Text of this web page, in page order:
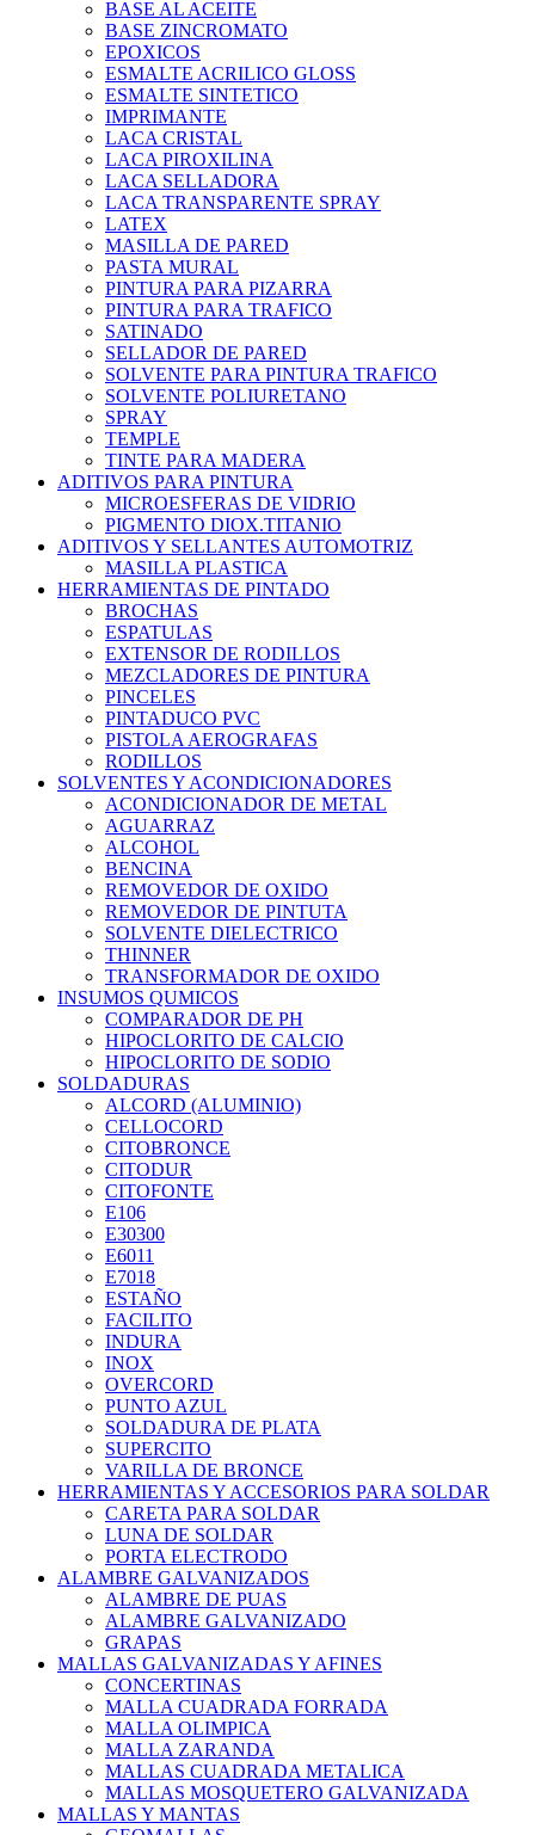
BASE AL ACEITE
BASE ZINCROMATO
EPOXICOS
ESMALTE ACRILICO GLOSS
ESMALTE SINTETICO
IMPRIMANTE
LACA CRISTAL
LACA PIROXILINA
LACA SELLADORA
LACA TRANSPARENTE SPRAY
LATEX
MASILLA DE PARED
PASTA MURAL
PINTURA PARA PIZARRA
PINTURA PARA TRAFICO
SATINADO
SELLADOR DE PARED
SOLVENTE PARA PINTURA TRAFICO
SOLVENTE POLIURETANO
SPRAY
TEMPLE
TINTE PARA MADERA
ADITIVOS PARA PINTURA
MICROESFERAS DE VIDRIO
PIGMENTO DIOX.TITANIO
ADITIVOS Y SELLANTES AUTOMOTRIZ
MASILLA PLASTICA
HERRAMIENTAS DE PINTADO
BROCHAS
ESPATULAS
EXTENSOR DE RODILLOS
MEZCLADORES DE PINTURA
PINCELES
PINTADUCO PVC
PISTOLA AEROGRAFAS
RODILLOS
SOLVENTES Y ACONDICIONADORES
ACONDICIONADOR DE METAL
AGUARRAZ
ALCOHOL
BENCINA
REMOVEDOR DE OXIDO
REMOVEDOR DE PINTUTA
SOLVENTE DIELECTRICO
THINNER
TRANSFORMADOR DE OXIDO
INSUMOS QUMICOS
COMPARADOR DE PH
HIPOCLORITO DE CALCIO
HIPOCLORITO DE SODIO
SOLDADURAS
ALCORD (ALUMINIO)
CELLOCORD
CITOBRONCE
CITODUR
CITOFONTE
E106
E30300
E6011
E7018
ESTAÑO
FACILITO
INDURA
INOX
OVERCORD
PUNTO AZUL
SOLDADURA DE PLATA
SUPERCITO
VARILLA DE BRONCE
HERRAMIENTAS Y ACCESORIOS PARA SOLDAR
CARETA PARA SOLDAR
LUNA DE SOLDAR
PORTA ELECTRODO
ALAMBRE GALVANIZADOS
ALAMBRE DE PUAS
ALAMBRE GALVANIZADO
GRAPAS
MALLAS GALVANIZADAS Y AFINES
CONCERTINAS
MALLA CUADRADA FORRADA
MALLA OLIMPICA
MALLA ZARANDA
MALLAS CUADRADA METALICA
MALLAS MOSQUETERO GALVANIZADA
MALLAS Y MANTAS